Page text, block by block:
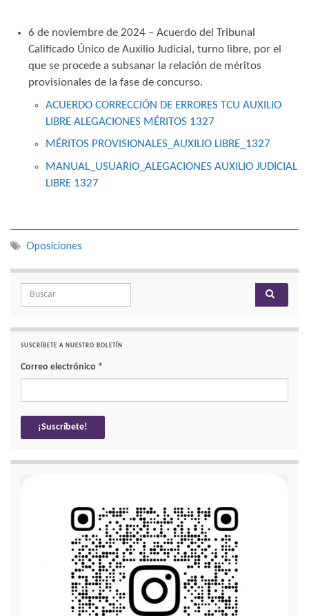
6 de noviembre de 2024 – Acuerdo del Tribunal
Calificado Único de Auxilio Judicial, turno libre, por el
que se procede a subsanar la relación de méritos
provisionales de la fase de concurso.
ACUERDO CORRECCIÓN DE ERRORES TCU AUXILIO
LIBRE ALEGACIONES MÉRITOS 1327
MÉRITOS PROVISIONALES_AUXILIO LIBRE_1327
MANUAL_USUARIO_ALEGACIONES AUXILIO JUDICIAL
LIBRE 1327
Oposiciones
Search for:
SUSCRÍBETE A NUESTRO BOLETÍN
Correo electrónico *